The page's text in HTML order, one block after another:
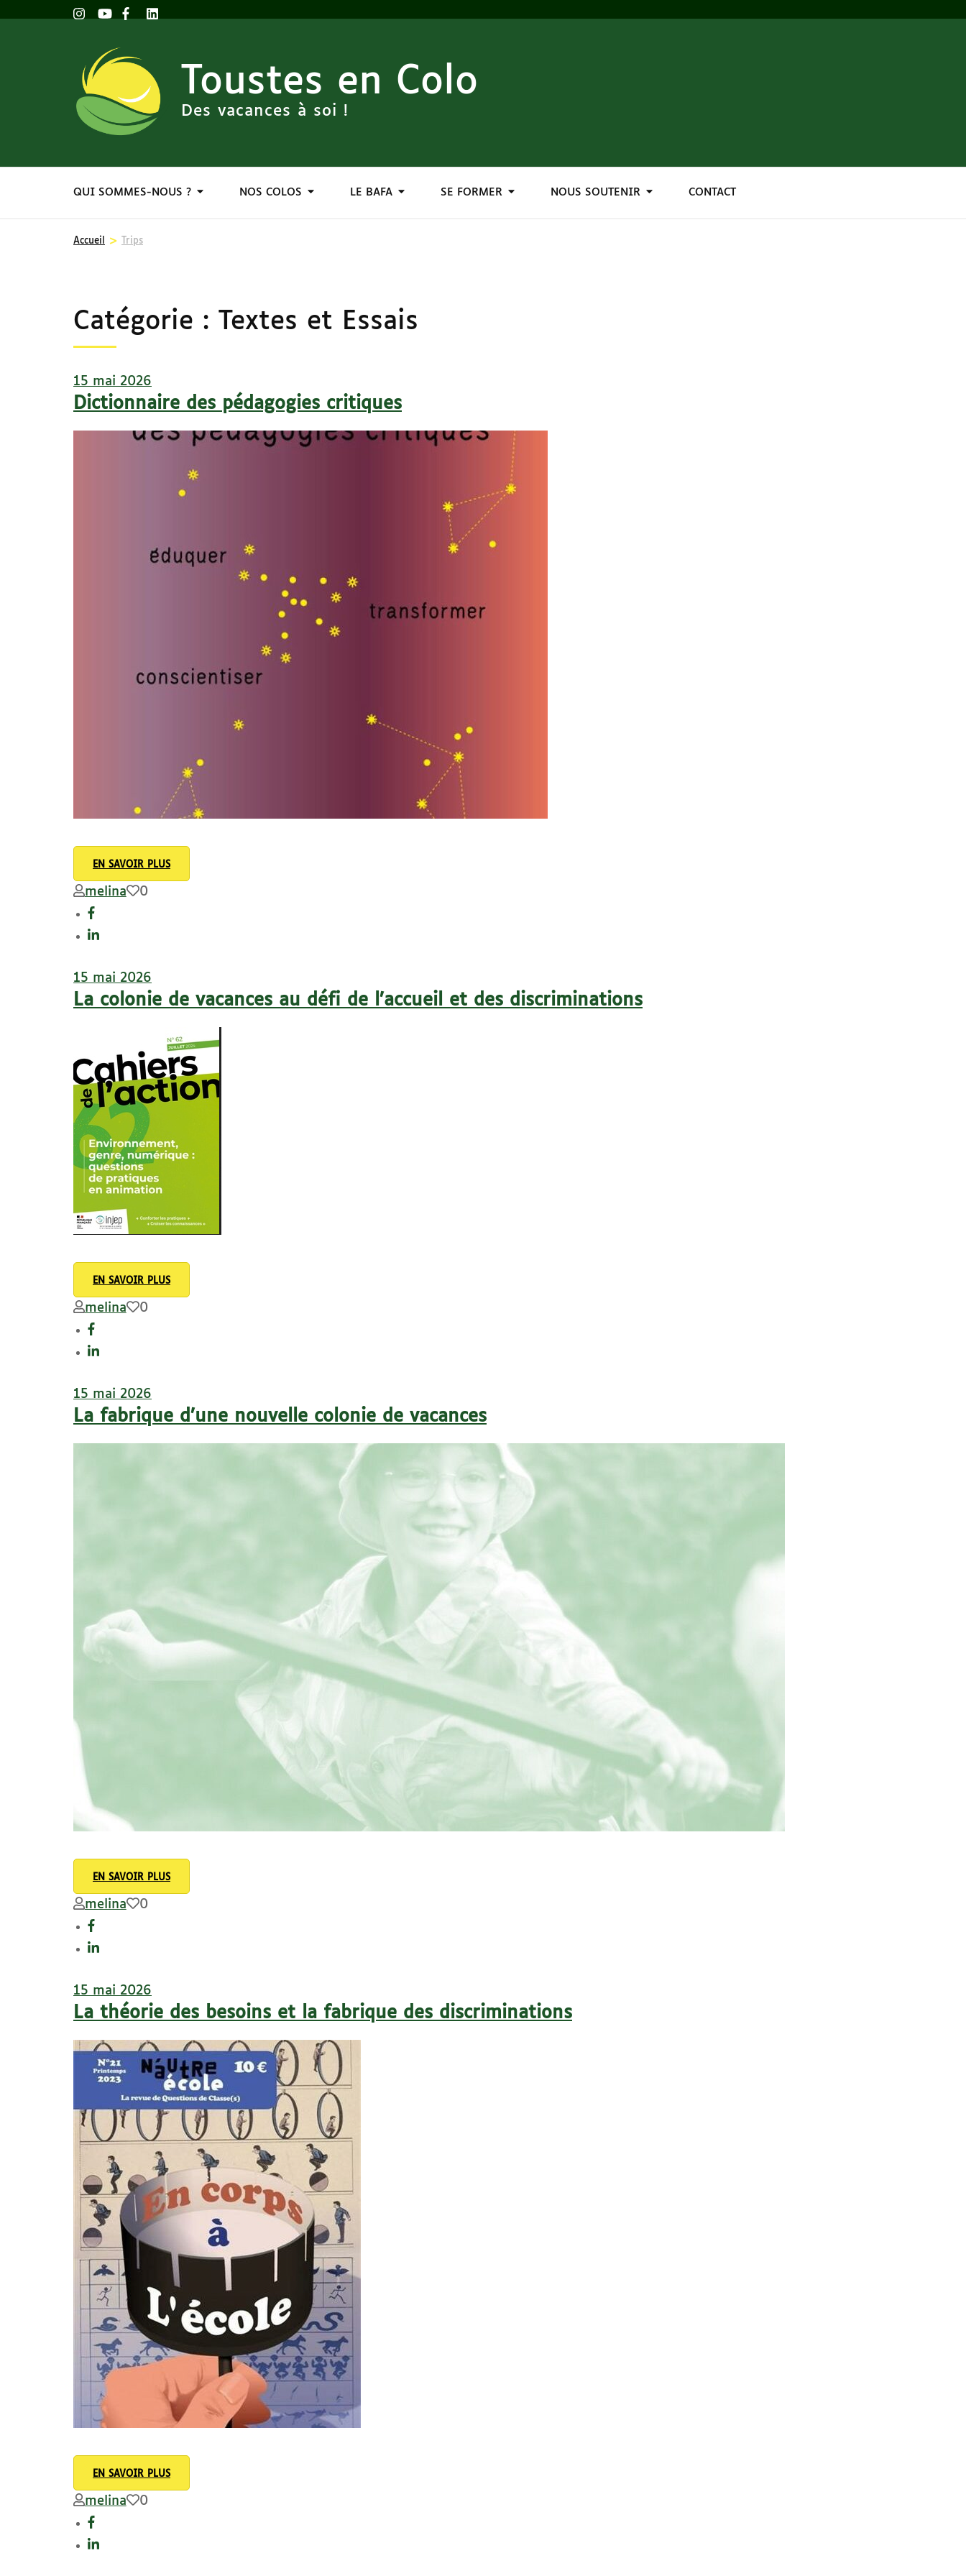
Toustes en Colo
Des vacances à soi !
QUI SOMMES-NOUS ? NOS COLOS LE BAFA SE FORMER NOUS SOUTENIR CONTACT
Accueil > Trips
Catégorie : Textes et Essais
15 mai 2026
Dictionnaire des pédagogies critiques
EN SAVOIR PLUS
melina 0
15 mai 2026
La colonie de vacances au défi de l’accueil et des discriminations
EN SAVOIR PLUS
melina 0
15 mai 2026
La fabrique d’une nouvelle colonie de vacances
EN SAVOIR PLUS
melina 0
15 mai 2026
La théorie des besoins et la fabrique des discriminations
EN SAVOIR PLUS
melina 0